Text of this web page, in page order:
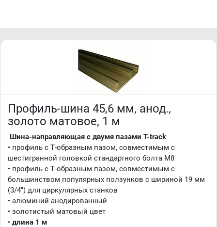
• благодаря химическим свойствам этого сплава
профили остаются жесткими и не сминаются в процессе
обработки, а готовые конструкции получаются легкими и
• покрытие - анодирование, цвет - матовый серебристый
и курьерскими компаниями!
Профиль-шина 45,6 мм, анод.,
золото матовое, 1 м
Шина-направляющая с двумя пазами T-track
• профиль с Т-образным пазом, совместимым с
шестигранной головкой стандартного болта М8
• профиль с Т-образным пазом, совместимым с
большинством популярных ползунков с шириной 19 мм
(3/4") для циркулярных станков
• алюминий анодированный
• золотистый матовый цвет
• длина 1 м